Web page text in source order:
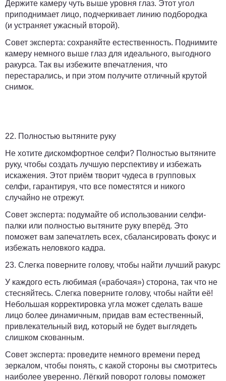
Держите камеру чуть выше уровня глаз. Этот угол
приподнимает лицо, подчеркивает линию подбородка
(и устраняет ужасный второй).
Совет эксперта: сохраняйте естественность. Поднимите
камеру немного выше глаз для идеального, выгодного
ракурса. Так вы избежите впечатления, что
перестарались, и при этом получите отличный крутой
снимок.
22. Полностью вытяните руку
Не хотите дискомфортное селфи? Полностью вытяните
руку, чтобы создать лучшую перспективу и избежать
искажения. Этот приём творит чудеса в групповых
селфи, гарантируя, что все поместятся и никого
случайно не отрежут.
Совет эксперта: подумайте об использовании селфи-
палки или полностью вытяните руку вперёд. Это
поможет вам запечатлеть всех, сбалансировать фокус и
избежать неловкого кадра.
23. Слегка поверните голову, чтобы найти лучший ракурс
У каждого есть любимая («рабочая») сторона, так что не
стесняйтесь. Слегка поверните голову, чтобы найти её!
Небольшая корректировка угла может сделать ваше
лицо более динамичным, придав вам естественный,
привлекательный вид, который не будет выглядеть
слишком скованным.
Совет эксперта: проведите немного времени перед
зеркалом, чтобы понять, с какой стороны вы смотритесь
наиболее уверенно. Лёгкий поворот головы поможет